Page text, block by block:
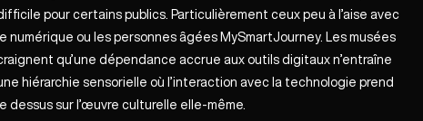
pour certains publics. Particulièrement ceux peu à l’aise avec
le numérique ou les personnes âgées​ MySmartJourney. Les musées
qu’une dépendance accrue aux outils digitaux n’entraîne
hiérarchie sensorielle où l’interaction avec la technologie prend
le dessus sur l’œuvre culturelle elle-même.